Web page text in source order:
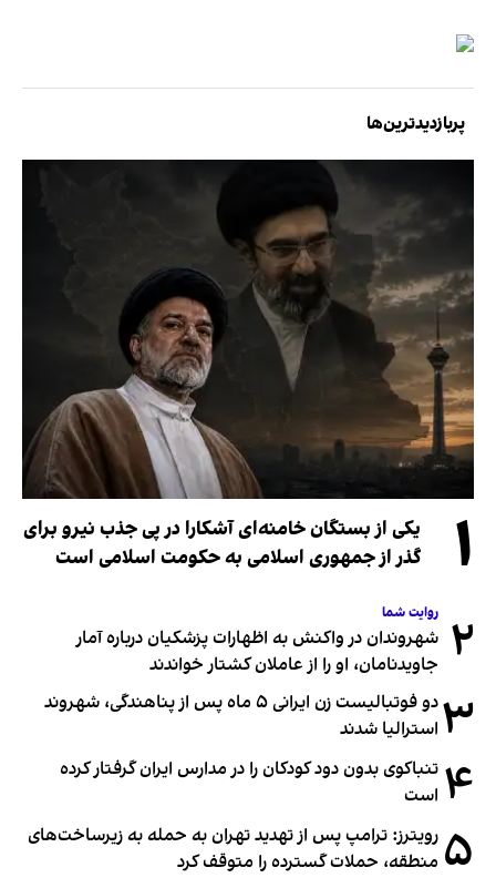
پربازدیدترین‌ها
۱
یکی از بستگان خامنه‌ای آشکارا در پی جذب نیرو برای
گذر از جمهوری اسلامی به حکومت اسلامی است
۲ روایت شما
شهروندان در واکنش به اظهارات پزشکیان درباره آمار
جاویدنامان، او را از عاملان کشتار خواندند
۳
دو فوتبالیست زن ایرانی ۵ ماه پس از پناهندگی، شهروند
استرالیا شدند
۴ تنباکوی بدون دود کودکان را در مدارس ایران گرفتار کرده
است
۵ رویترز: ترامپ پس از تهدید تهران به حمله به زیرساخت‌های
منطقه، حملات گسترده را متوقف کرد